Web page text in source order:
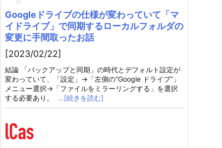
Googleドライブの仕様が変わっていて「マ
イドライブ」で同期するローカルフォルダの
変更に手間取ったお話
[2023/02/22]
結論 「バックアップと同期」の時代とデフォルト設定が
変わっていて、「設定」→「左側の”Google ドライブ”」
メニュー選択→「ファイルをミラーリングする」を選択
する必要あり。
…[続きを読む]